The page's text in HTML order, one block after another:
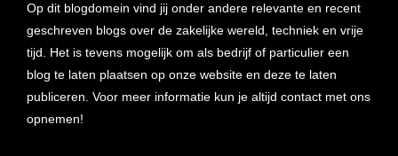
Op dit blogdomein vind jij onder andere relevante en recent
geschreven blogs over de zakelijke wereld, techniek en vrije
tijd. Het is tevens mogelijk om als bedrijf of particulier een
blog te laten plaatsen op onze website en deze te laten
publiceren. Voor meer informatie kun je altijd contact met ons
opnemen!